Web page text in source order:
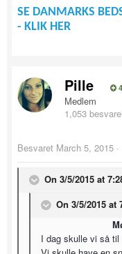
SE DANMARKS
- KLIK HER
Pille
Medlem
1,053
Besvaret March 5, 2015 ·
On 3/5/2015 at
On 3/5/2015 at
I dag skulle vi så til